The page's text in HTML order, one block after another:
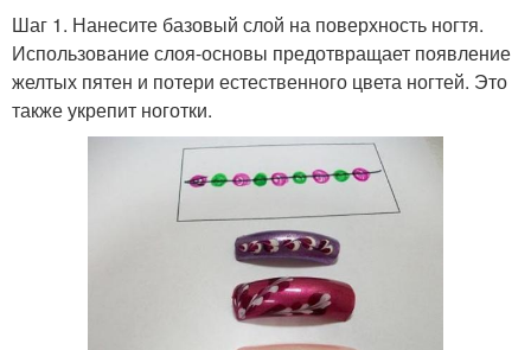
Шаг 1. Нанесите базовый слой на поверхность ногтя.
Использование слоя-основы предотвращает появление
желтых пятен и потери естественного цвета ногтей. Это
также укрепит ноготки.